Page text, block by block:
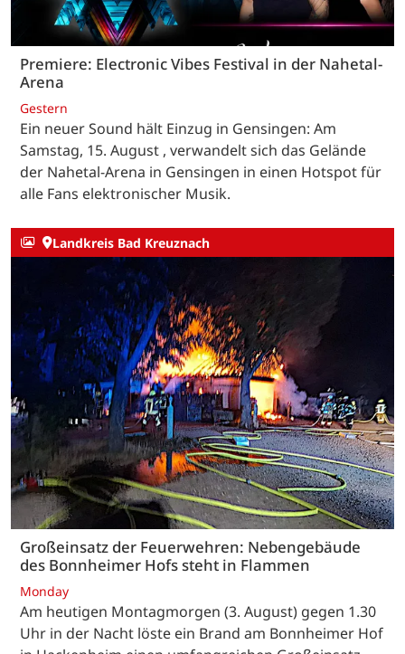
Premiere: Electronic Vibes Festival in der Nahetal-
Arena
Gestern
Ein neuer Sound hält Einzug in Gensingen: Am
Samstag, 15. August , verwandelt sich das Gelände
der Nahetal-Arena in Gensingen in einen Hotspot für
alle Fans elektronischer Musik.
Landkreis Bad Kreuznach
Großeinsatz der Feuerwehren: Nebengebäude
des Bonnheimer Hofs steht in Flammen
Monday
Am heutigen Montagmorgen (3. August) gegen 1.30
Uhr in der Nacht löste ein Brand am Bonnheimer Hof